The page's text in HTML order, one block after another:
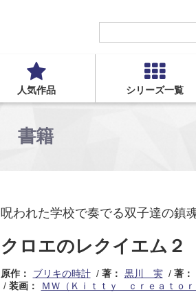
人気作品 シリーズ一覧
書籍
呪われた学校で奏でる双子達の鎮
クロエのレクイエム２
原作： ブリキの時計 著： 黒川 実 著：
装画：
ＭＷ（Ｋｉｔｔｙ ｃｒｅａｔｏｒ